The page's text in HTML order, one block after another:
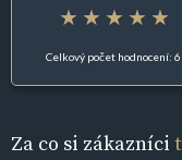
Celkový počet hodnocení:
Za co si zákazníci